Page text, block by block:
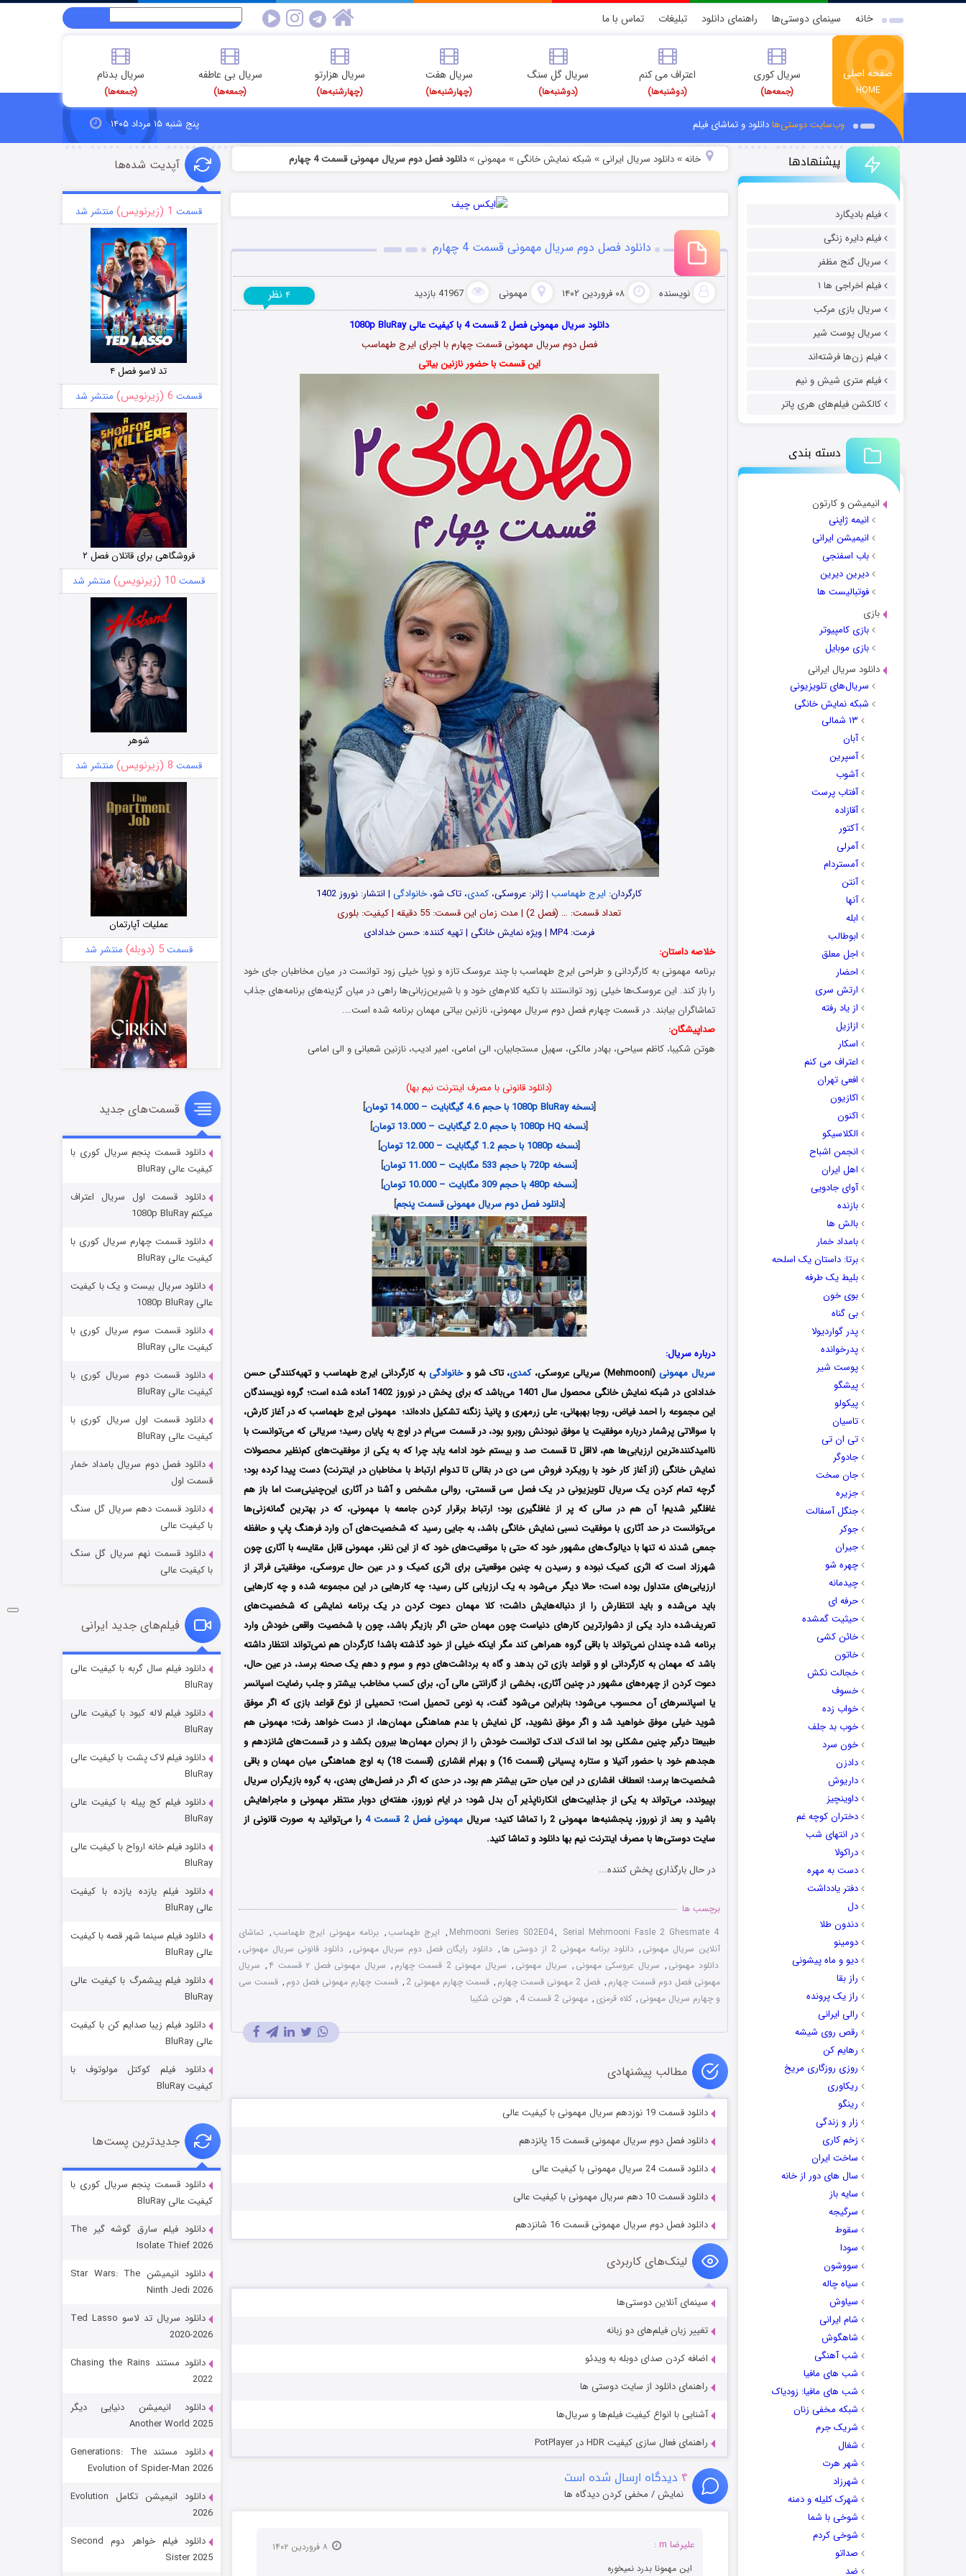
خانه سینمای دوستی‌ها راهنمای دانلود تبلیغات تماس با ما
صفحه اصلی
HOME
سریال کوری
(جمعه‌ها)
اعتراف می کنم
(دوشنبه‌ها)
سریال گل سنگ
(دوشنبه‌ها)
سریال هفت
(چهارشنبه‌ها)
سریال هزارتو
(چهارشنبه‌ها)
سریال بی عاطفه
(جمعه‌ها)
سریال بدنام
(جمعه‌ها)
وب‌سایت دوستی‌هادانلود و تماشای فیلم پنج شنبه ۱۵ مرداد ۱۴۰۵
پیشنهادها
فیلم بادیگارد
فیلم دایره زنگی
سریال گنج مظفر
فیلم اخراجی ها ۱
سریال بازی مرکب
سریال پوست شیر
فیلم زن‌ها فرشته‌اند
فیلم متری شیش و نیم
کالکشن فیلم‌های هری پاتر
دسته بندی
انیمیشن و کارتون
انیمه ژاپنی
انیمیشن ایرانی
باب اسفنجی
دیرین دیرین
فوتبالیست ها
بازی
بازی کامپیوتر
بازی موبایل
دانلود سریال ایرانی
سریال‌های تلویزیونی
شبکه نمایش خانگی
۱۳ شمالی
آبان
آسپرین
آشوب
آفتاب پرست
آقازاده
آکتور
آمرلی
آمستردام
آنتن
آنها
ابله
ابوطالب
اجل معلق
احضار
ارتش سری
از یاد رفته
ازازیل
اسکار
اعتراف می کنم
افعی تهران
اکازیون
اکنون
الکلاسیکو
انجمن اشباح
اهل ایران
آوای جادویی
بازنده
بالش ها
بامداد خمار
برتا: داستان یک اسلحه
بلیط یک‌‌ طرفه
بوی خون
بی گناه
پدر گواردیولا
پدرخوانده
پوست شیر
پیشگو
پیکولو
تاسیان
تی ان تی
جادوگر
جان سخت
جزیره
جنگل آسفالت
جوکر
جیران
چهره شو
چیدمانه
حرفه ای
حیثیت گمشده
خائن کشی
خاتون
خجالت نکش
خسوف
خواب زده
خوب بد جلف
خون سرد
دادزن
داریوش
داوینچیز
دختران کوچه غم
در انتهای شب
دراکولا
دست به مهره
دفتر یادداشت
دل
دندون طلا
دومینو
دیو و ماه پیشونی
راز بقا
راز یک پرونده
رالی ایرانی
رقص روی شیشه
رهایم کن
روزی روزگاری مریخ
ریکاوری
رینگو
زار و زندگی
زخم کاری
ساخت ایران
سال های دور از خانه
سایه باز
سرگیجه
سقوط
سودا
سووشون
سیاه چاله
سیاوش
شام ایرانی
شاهگوش
شب آهنگی
شب های مافیا
شب های مافیا: زودیاک
شبکه مخفی زنان
شریک جرم
شغال
شهر هرت
شهرزاد
شهرک کلیله و دمنه
شوخی با شما
شوخی کردم
صداتو
ضد
خانه» دانلود سریال ایرانی » شبکه نمایش خانگی » مهمونی »دانلود فصل دوم سریال مهمونی قسمت 4 چهارم
دانلود فصل دوم سریال مهمونی قسمت 4 چهارم
نویسنده ۰۸ فروردین ۱۴۰۲ مهمونی 41967 بازدید ۴ نظر
دانلود سریال مهمونی فصل 2 قسمت 4 با کیفیت عالی 1080p BluRay
فصل دوم سریال مهمونی قسمتچهارمبا اجرای ایرج طهماسب
این قسمت با حضور نازنین بیاتی
کارگردان: ایرج طهماسب| ژانر: عروسکی، کمدی، تاک شو، خانوادگی| انتشار: نوروز 1402
تعداد قسمت: … (فصل 2) | مدت زمان این قسمت: 55 دقیقه | کیفیت: بلوری
فرمت: MP4 | ویژه نمایش خانگی | تهیه کننده: حسن خدادادی
خلاصه داستان:
برنامه مهمونی به کارگردانی و طراحی ایرج طهماسب با چند عروسک تازه و نوپا خیلی زود توانست در میان مخاطبان جای خود
را باز کند. این عروسک‌ها خیلی زود توانستند با تکیه کلام‌های خود و با شیرین‌زبانی‌ها راهی در میان گزینه‌های برنامه‌های جذاب
تماشاگران بیابند. در قسمت چهارم فصل دوم سریال مهمونی، نازنین بیاتی مهمان برنامه شده است….
صداپیشگان:
هوتن شکیبا، کاظم سیاحى، بهادر مالکى، سهیل مستجابیان، الى امامى، امیر ادیب، نازنین شعبانى و الی امامی
(دانلود قانونی با مصرف اینترنت نیم بها)
[نسخه 1080p BluRay با حجم 4.6 گیگابایت – 14.000 تومان
]
[نسخه 1080p HQ با حجم 2.0 گیگابایت – 13.000 تومان
]
[نسخه 1080p با حجم 1.2 گیگابایت – 12.000 تومان
]
[نسخه 720p با حجم 533 مگابایت – 11.000 تومان
]
[نسخه 480p با حجم 309 مگابایت – 10.000 تومان
]
[دانلود فصل دوم سریال مهمونی قسمت پنجم]
درباره سریال:
سریال مهمونی (Mehmooni) سریالی عروسکی، کمدی، تاک شو وخانوادگی به کارگردانی ایرج طهماسب و تهیه‌کنندگی حسن
خدادادی در شبکه نمایش خانگی محصول سال 1401 می‌باشد که برای پخش در نوروز 1402 آماده شده است؛ گروه نویسندگان
این مجموعه را احمد فیاض، روجا بهبهانی، علی زرمهری و پانیذ زنگنه تشکیل داده‌اند؛ مهمونی ایرج طهماسب که در آغاز کارش،
با سوالاتی پرشمار درباره موفقیت یا موفق نبودنش روبرو بود، در قسمت سی‌ام در اوج به پایان رسید؛ سریالی که می‌توانست با
ناامیدکننده‌ترین ارزیابی‌ها هم، لااقل تا قسمت صد و بیستم خود ادامه یابد چرا که به یکی از موفقیت‌های کم‌نظیر محصولات
نمایش خانگی (از آغاز کار خود با رویکرد فروش سی دی در بقالی تا تدوام ارتباط با مخاطبان در اینترنت) دست پیدا کرده بود؛
گرچه تمام کردن یک سریال تلویزیونی در یک فصل سی قسمتی، روالی مشخص و آشنا در آثاری این‌چنینی‌ست اما باز هم
غافلگیر شدیم! آن هم در سالی که پر از غافلگیری بود؛ ارتباط برقرار کردن جامعه با مهمونی، که در بهترین گمانه‌زنی‌ها
می‌توانست در حد آثاری با موفقیت نسبی نمایش خانگی باشد، به جایی رسید که شخصیت‌های آن وارد فرهنگ پاپ و حافظه‌
جمعی شدند نه تنها با دیالوگ‌های مشهور خود که حتی با موقعیت‌های خود که از این نظر، مهمونی قابل مقایسه با آثاری چون
شهرزاد است که اثری کمیک نبوده و رسیدن به چنین موقعیتی برای اثری کمیک و در عین حال عروسکی، موفقیتی فراتر از
ارزیابی‌های متداول بوده است؛ حالا دیگر می‌شود به یک ارزیابی کلی رسید؛ چه کارهایی در این مجموعه شده و چه کارهایی
باید می‌شده و باید انتظارش را از دنباله‌هایش داشت؛ کلا مهمان دعوت کردن در یک برنامه‌ نمایشی که شخصیت‌های
تعریف‌شده دارد یکی از دشوارترین کارهای دنیاست چون مهمان حتی اگر بازیگر باشد، چون با شخصیت واقعی خودش وارد
برنامه شده چندان نمی‌تواند با باقی گروه همراهی کند مگر اینکه خیلی از خود گذشته باشد! کارگردان هم نمی‌تواند انتظار داشته
باشد که مهمان به کارگردانی او و قواعد بازی تن بدهد و گاه به برداشت‌های دوم و سوم و دهم یک صحنه برسد، در عین حال،
دعوت کردن از چهره‌های مشهور در چنین آثاری، بخشی از گارانتی مالی آن، برای کسب مخاطب بیشتر و جلب رضایت اسپانسر
یا اسپانسرهای آن محسوب می‌شود؛ بنابراین می‌شود گفت، به نوعی تحمیل است؛ تحمیلی از نوع قواعد بازی که اگر موفق
شوید خیلی موفق خواهید شد و اگر موفق نشوید، کل نمایش با عدم هماهنگی مهمان‌ها، از دست خواهد رفت؛ مهمونی هم
طبیعتا درگیر چنین مشکلی بود اما اندک اندک توانست خودش را از بحران مهمان‌ها بیرون بکشد و در قسمت‌های شانزدهم و
هجدهم خود با حضور آتیلا و ستاره پسیانی (قسمت 16) و بهرام افشاری (قسمت 18) به اوج هماهنگی میان مهمان و باقی
شخصیت‌ها برسد؛ انعطاف افشاری در این میان حتی بیشتر هم بود، در حدی که اگر در فصل‌های بعدی، به گروه بازیگران سریال
بپیوندد، می‌تواند به یکی از جذابیت‌های انکارناپذیر آن بدل شود؛ در ایام نوروز، هفته‌ای دوبار منتظر مهمونی و ماجراهایش
باشید و بعد از نوروز، پنجشنبه‌ها مهمونی 2 را تماشا کنید؛ سریال
مهمونی فصل 2 قسمت 4
را می‌توانید به صورت قانونی از
سایت دوستی‌ها با مصرف اینترنت نیم بها دانلود و تماشا کنید.
در حال بارگذاری پخش کننده...
برچسب ها
Mehmooni Series S02E04, Serial Mehmooni Fasle 2 Ghesmate 4
, ایرج طهماسب, برنامه مهمونی ایرج طهماسب, تماشای
آنلاین سریال مهمونی , دانلود برنامه مهمونی 2 از دوستی ها , دانلود رایگان فصل دوم سریال مهمونی , دانلود قانونی سریال مهمونی ,
دانلود مهمونی , سریال عروسکی مهمونی , سریال مهمونی , سریال مهمونی 2 قسمت چهارم , سریال مهمونی فصل ۲ قسمت ۴ , سریال
مهمونی فصل دوم قسمت چهارم , فصل 2 مهمونی قسمت چهارم , قسمت چهارم مهمونی 2 , قسمت چهارم مهمونی فصل دوم , قسمت سی
و چهارم سریال مهمونی , کلاه قرمزی , مهمونی 2 قسمت 4 , هوتن شکیبا
مطالب پیشنهادی
دانلود قسمت 19 نوزدهم سریال مهمونی با کیفیت عالی
دانلود فصل دوم سریال مهمونی قسمت 15 پانزدهم
دانلود قسمت 24 سریال مهمونی با کیفیت عالی
دانلود قسمت 10 دهم سریال مهمونی با کیفیت عالی
دانلود فصل دوم سریال مهمونی قسمت 16 شانزدهم
لینک‌های کاربردی
سینمای آنلاین دوستی‌ها
تغییر زبان فیلم‌های دو زبانه
اضافه کردن صدای دوبله به ویدئو
راهنمای دانلود از سایت دوستی ها
آشنایی با انواع کیفیت فیلم‌ها و سریال‌ها
راهنمای فعال سازی کیفیت HDR در PotPlayer
۴ دیدگاه ارسال شده است
نمایش / مخفی کردن دیدگاه ها
علیرضا m :
این مهمونا بدرد نمیخوره
آپدیت شده‌ها
قسمت 1 (زیرنویس) منتشر شد
تد لاسو فصل ۴
قسمت 6 (زیرنویس) منتشر شد
فروشگاهی برای قاتلان فصل ۲
قسمت 10 (زیرنویس) منتشر شد
شوهر
قسمت 8 (زیرنویس) منتشر شد
عملیات آپارتمان
قسمت5 (دوبله) منتشر شد
سریال زشت
قسمت2 (زیرنویس) منتشر شد
مردگان متحرک: شهر مرده ۳
شکست استوارت در نجات جهان
قسمت 7 (زیرنویس) منتشر شد
شوگر فصل ۲
قسمت
خاندان اژدها فصل ۳
جادوگری در مغولستان
قسمت6 (زیرنویس)
رویایی برای تو
قسمت15 (دوبله)
قسمت‌های جدید
دانلود قسمت پنجم سریال کوری با
کیفیت عالی BluRay
دانلود قسمت اول سریال اعتراف
میکنم 1080p BluRay
دانلود قسمت چهارم سریال کوری با
کیفیت عالی BluRay
دانلود سریال بیست و یک با کیفیت
عالی 1080p BluRay
دانلود قسمت سوم سریال کوری با
کیفیت عالی BluRay
دانلود قسمت دوم سریال کوری با
کیفیت عالی BluRay
دانلود قسمت اول سریال کوری با
کیفیت عالی BluRay
دانلود فصل دوم سریال بامداد خمار
قسمت اول
دانلود قسمت دهم سریال گل سنگ
با کیفیت عالی
دانلود قسمت نهم سریال گل سنگ
با کیفیت عالی
فیلم‌های جدید ایرانی
دانلود فیلم سال گربه با کیفیت عالی
BluRay
دانلود فیلم لاله کبود با کیفیت عالی
BluRay
دانلود فیلم لاک پشت با کیفیت عالی
BluRay
دانلود فیلم کج‌ پیله با کیفیت عالی
BluRay
دانلود فیلم خانه ارواح با کیفیت عالی
BluRay
دانلود فیلم یازده یازده با کیفیت
عالی BluRay
دانلود فیلم سینما شهر قصه با کیفیت
عالی BluRay
دانلود فیلم پیشمرگ با کیفیت عالی
BluRay
دانلود فیلم زیبا صدایم کن با کیفیت
عالی BluRay
دانلود فیلم کوکتل مولوتوف با
کیفیت BluRay
جدیدترین پست‌ها
دانلود قسمت پنجم سریال کوری با
کیفیت عالی BluRay
دانلود فیلم سارق گوشه گیر The
Isolate Thief 2026
دانلود انیمیشن Star Wars: The
Ninth Jedi 2026
دانلود سریال تد لاسو Ted Lasso
2020-2026
دانلود مستند Chasing the Rains
2022
دانلود انیمیشن دنیایی دیگر
Another World 2025
دانلود مستند Generations: The
Evolution of Spider-Man 2026
دانلود انیمیشن تکامل Evolution
2026
دانلود فیلم خواهر دوم Second
Sister 2025